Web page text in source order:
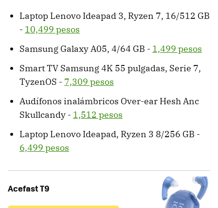
Laptop Lenovo Ideapad 3, Ryzen 7, 16/512 GB
- 10,499 pesos
Samsung Galaxy A05, 4/64 GB - 1,499 pesos
Smart TV Samsung 4K 55 pulgadas, Serie 7,
TyzenOS - 7,309 pesos
Audífonos inalámbricos Over-ear Hesh Anc
Skullcandy - 1,512 pesos
Laptop Lenovo Ideapad, Ryzen 3 8/256 GB -
6,499 pesos
Acefast T9